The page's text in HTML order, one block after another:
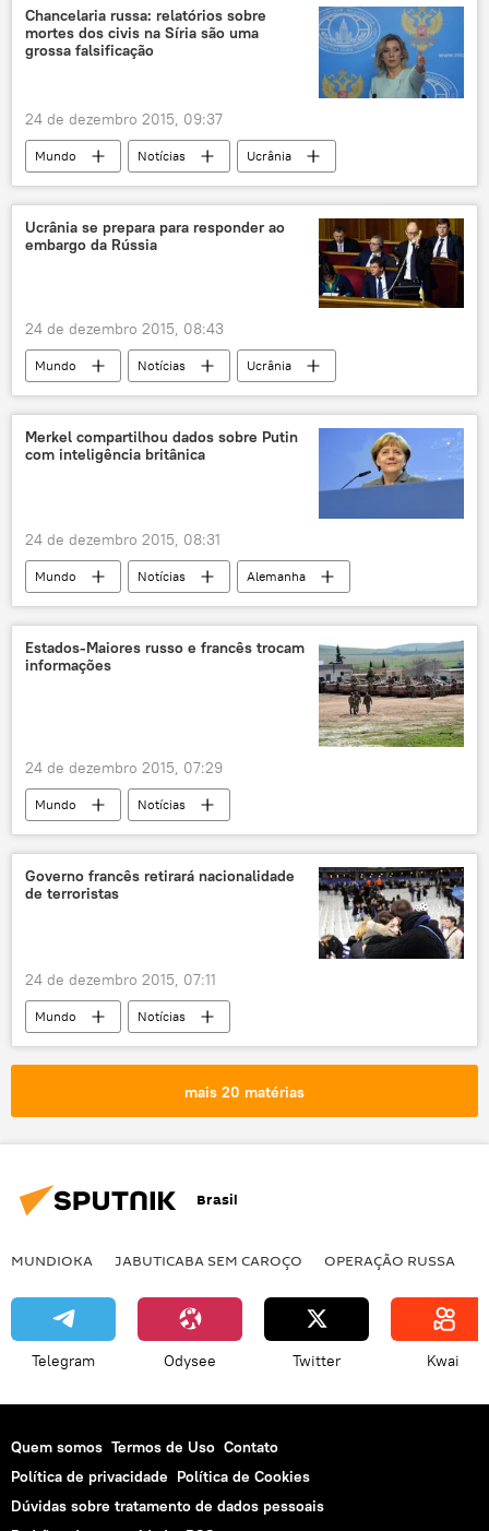
Rússia
Chancelaria russa: relatórios sobre
mortes dos civis na Síria são uma
grossa falsificação
24 de dezembro 2015, 09:37
Mundo Notícias
Ucrânia
Turquia
Líbia
Maria Zakharova
Rússia
Ucrânia se prepara para responder ao
embargo da Rússia
24 de dezembro 2015, 08:43
Mundo Notícias
Ucrânia
sanções
lei
parlamento
embargo
Rússia
Merkel compartilhou dados sobre Putin
com inteligência britânica
24 de dezembro 2015, 08:31
Mundo Notícias
Alemanha
Grã-Bretanha
Vladimir Putin
Angela Merkel
David Cameron
inteligência
Estados-Maiores russo e francês trocam
informações
24 de dezembro 2015, 07:29
Mundo
Notícias
França e Rússia: nova etapa na luta contra o terrorismo
Síria
Turquia
Pierre de Villiers
Valery Gerasimov
França
Governo francês retirará nacionalidade
de terroristas
24 de dezembro 2015, 07:11
Mundo
Notícias
Capital francesa sofre pior atentado da história
reforma constitucional
França
mais 20 matérias
Brasil
MUNDIOKA JABUTICABA SEM CAROÇO OPERAÇÃO RUSSA
Telegram Odysee Twitter Kwai
Quem somos Termos de Uso Contato
Política de privacidade Política de Cookies
Dúvidas sobre tratamento de dados pessoais